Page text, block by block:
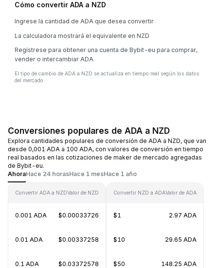
Cómo convertir ADA a NZD
Ingrese la cantidad de ADA que desea convertir
La calculadora mostrará el equivalente en NZD
Regístrese para obtener una cuenta de Bybit-eu para comprar,
vender o intercambiar ADA
El tipo de cambio de ADA a NZD se actualiza en tiempo real según los datos
del mercado.
Conversiones populares de ADA a NZD
Explora cantidades populares de conversión de ADA a NZD, que van
desde 0,001 ADA a 100 ADA, con valores de conversión en tiempo
real basados en las cotizaciones de maker de mercado agregadas
de Bybit-eu.
AhoraHace 24 horasHace 1 mesHace 1 año
Convertir ADA a NZDValor de NZD
0.001 ADA $0.00033726
0.01 ADA $0.00337258
0.1 ADA $0.03372578
Convertir NZD a ADAValor de ADA
$1 2.97 ADA
$10 29.65 ADA
$50 148.25 ADA